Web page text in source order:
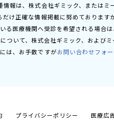
情報は、株式会社ギミック、またはミ
だけ正確な情報掲載に努めております
る医療機関へ受診を希望される場合
ついて、株式会社ギミック、および
は、お手数ですがお問い合わせフォ
プライバシーポリシー 医療広